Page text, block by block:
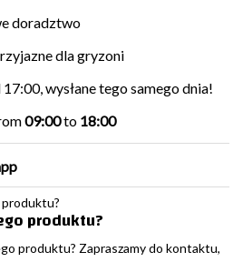
doradztwo
dla gryzoni
wysłane tego samego dnia!
09:00to 18:00
produktu?
produktu? Zapraszamy do kontaktu,